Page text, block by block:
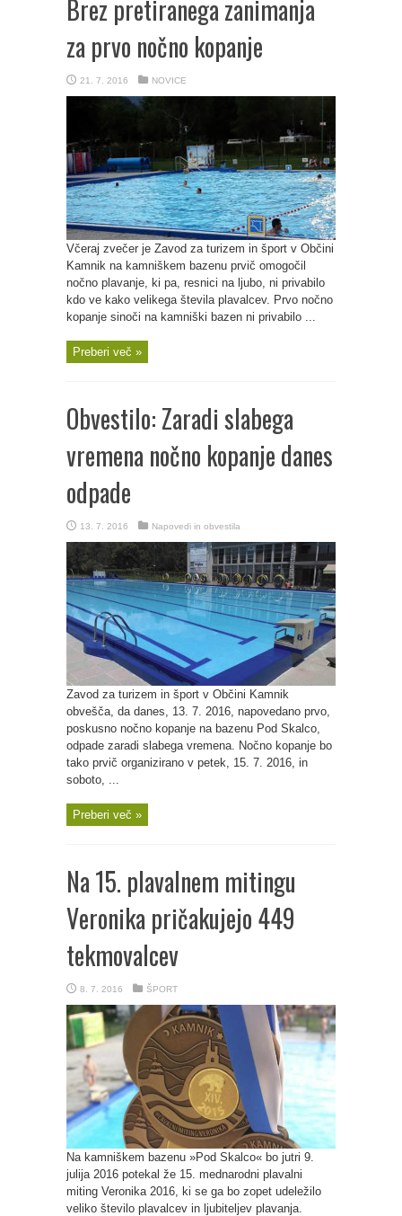
Brez pretiranega zanimanja
za prvo nočno kopanje
21. 7. 2016 NOVICE
Včeraj zvečer je Zavod za turizem in šport v Občini
Kamnik na kamniškem bazenu prvič omogočil
nočno plavanje, ki pa, resnici na ljubo, ni privabilo
kdo ve kako velikega števila plavalcev. Prvo nočno
kopanje sinoči na kamniški bazen ni privabilo ...
Preberi več »
Obvestilo: Zaradi slabega
vremena nočno kopanje danes
odpade
13. 7. 2016 Napovedi in obvestila
Zavod za turizem in šport v Občini Kamnik
obvešča, da danes, 13. 7. 2016, napovedano prvo,
poskusno nočno kopanje na bazenu Pod Skalco,
odpade zaradi slabega vremena. Nočno kopanje bo
tako prvič organizirano v petek, 15. 7. 2016, in
soboto, ...
Preberi več »
Na 15. plavalnem mitingu
Veronika pričakujejo 449
tekmovalcev
8. 7. 2016 ŠPORT
Na kamniškem bazenu »Pod Skalco« bo jutri 9.
julija 2016 potekal že 15. mednarodni plavalni
miting Veronika 2016, ki se ga bo zopet udeležilo
veliko število plavalcev in ljubiteljev plavanja.